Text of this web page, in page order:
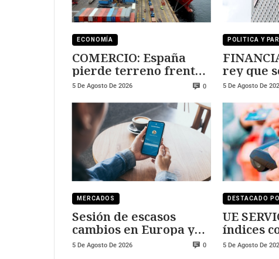
ECONOMÍA
COMERCIO: España
pierde terreno frente
a Marruecos
5 De Agosto De 2026 0
POLITICA Y
rey que
Sanchez
5 De Agosto De
MERCADOS
Sesión de escasos
cambios en Europa y
Wall Street
5 De Agosto De 2026 0
DESTACADO
UE
índices
5 De Agosto De